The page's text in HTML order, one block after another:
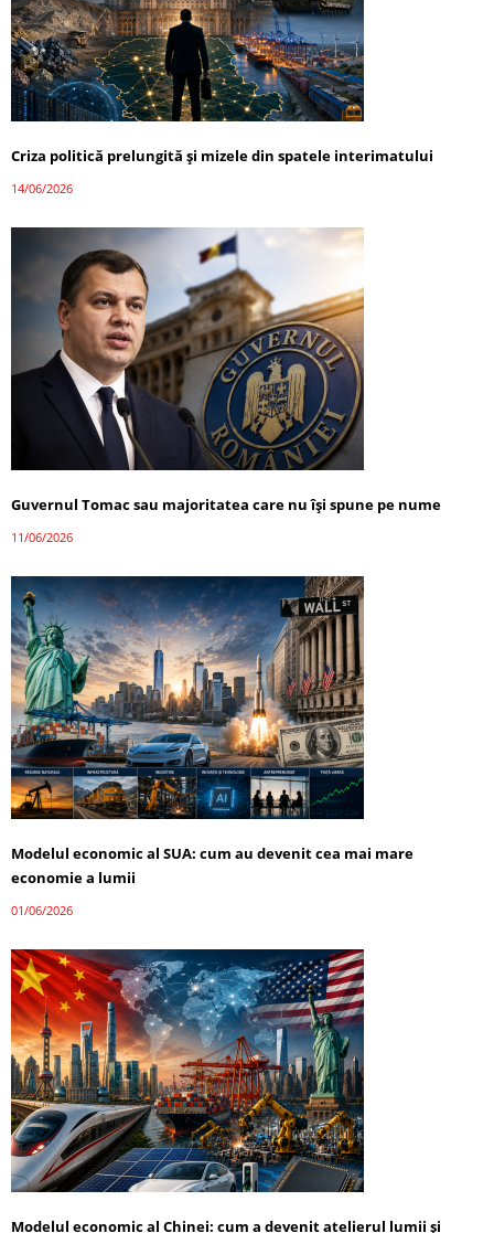
Criza politică prelungită și mizele din spatele interimatului
14/06/2026
Guvernul Tomac sau majoritatea care nu își spune pe nume
11/06/2026
Modelul economic al SUA: cum au devenit cea mai mare
economie a lumii
01/06/2026
Modelul economic al Chinei: cum a devenit atelierul lumii și